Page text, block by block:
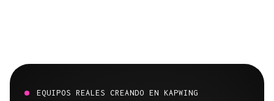
EQUIPOS REALES CREANDO EN KAPWING